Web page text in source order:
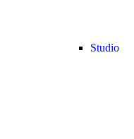
Studio